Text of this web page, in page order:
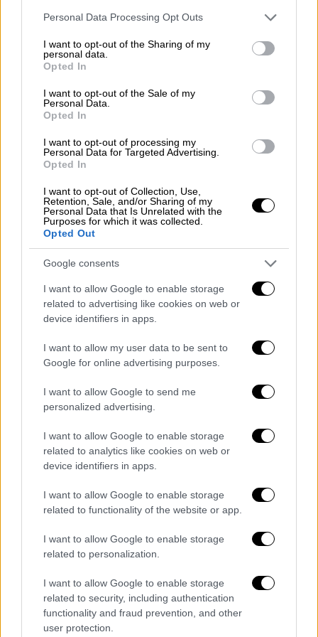
Please note that this website/app uses one or more Google
not limited to your visit or usage behaviour. You may click to
grant or deny consent to Google and its third-party tags to
use your data for below specified purposes in below Google
consent section.
Personal Data Processing Opt Outs
I want to opt-out of the Sharing of my
personal data.
Opted In
I want to opt-out of the Sale of my
Personal Data.
Opted In
I want to opt-out of processing my
Personal Data for Targeted Advertising.
Opted In
I want to opt-out of Collection, Use,
Retention, Sale, and/or Sharing of my
Personal Data that Is Unrelated with the
Purposes for which it was collected.
Opted Out
Google consents
I want to allow Google to enable storage
related to advertising like cookies on web or
device identifiers in apps.
I want to allow my user data to be sent to
Google for online advertising purposes.
I want to allow Google to send me
personalized advertising.
I want to allow Google to enable storage
related to analytics like cookies on web or
device identifiers in apps.
I want to allow Google to enable storage
related to functionality of the website or app.
I want to allow Google to enable storage
related to personalization.
I want to allow Google to enable storage
related to security, including authentication
functionality and fraud prevention, and other
user protection.
Όμως,αντί να έχει γίνει αυτό viral και θέμα
συζήτησης σε κάθε παρέα ,το ίντερνετ και
κάποια ΜΜΕ αποφάσισαν να ασχοληθούν με
απρεπή,
χυδαία και προσβλητικάσχόλια διάλεξαν να
εισβάλλουν στην προσωπική ζωή ενός
κλειδαρότρυπας βλέπεις που υιοθετούν πια
ακόμα και δημόσια πρόσωπα...
Το να κάθεσαι στον καναπέ ή σε ένα πάνελ
γυρνάς την Ελλάδα, όμως, δουλεύοντας και
παράλληλα θωρακίζοντας 44 περιοχές με
ιατρικό εξοπλισμό, θέλει ψυχή.